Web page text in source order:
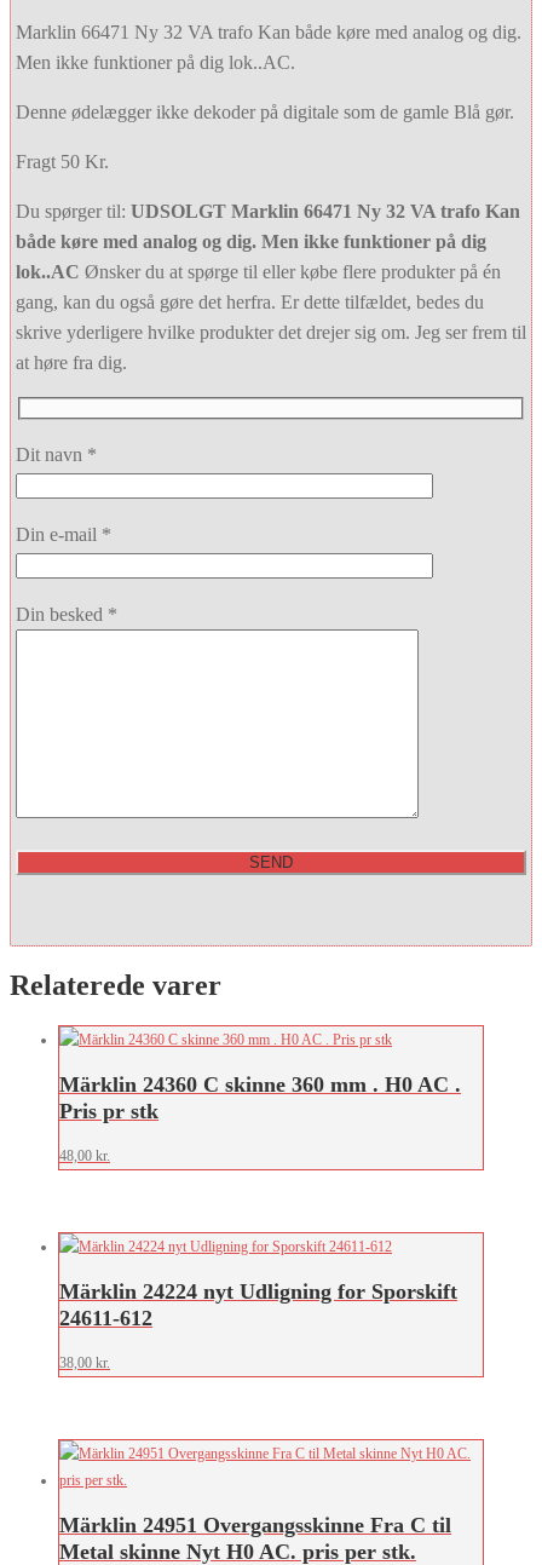
Marklin 66471 Ny 32 VA trafo Kan både køre med analog og dig.
Men ikke funktioner på dig lok..AC.
Denne ødelægger ikke dekoder på digitale som de gamle Blå gør.
Fragt 50 Kr.
Du spørger til: UDSOLGT Marklin 66471 Ny 32 VA trafo Kan
både køre med analog og dig. Men ikke funktioner på dig
lok..AC Ønsker du at spørge til eller købe flere produkter på én
gang, kan du også gøre det herfra. Er dette tilfældet, bedes du
skrive yderligere hvilke produkter det drejer sig om. Jeg ser frem til
at høre fra dig.
Dit navn *
Din e-mail *
Din besked *
Relaterede varer
Märklin 24360 C skinne 360 mm . H0 AC .
Pris pr stk
48,00 kr.
Märklin 24224 nyt Udligning for Sporskift
24611-612
38,00 kr.
Märklin 24951 Overgangsskinne Fra C til
Metal skinne Nyt H0 AC. pris per stk.